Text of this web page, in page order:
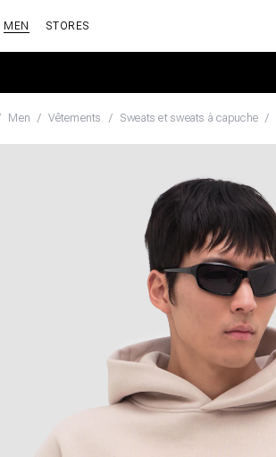
MEN STORES
Men Vêtements Sweats et sweats à capuche